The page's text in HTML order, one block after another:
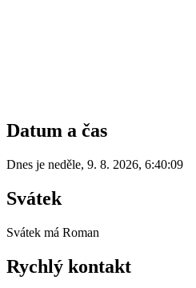
Datum a čas
Dnes je neděle, 9. 8. 2026, 6:40:09
Svátek
Svátek má Roman
Rychlý kontakt